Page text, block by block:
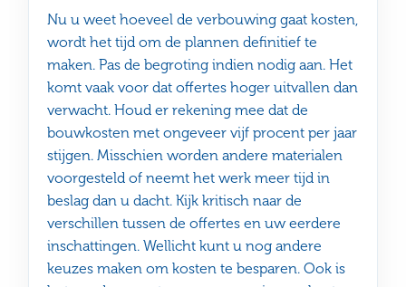
Nu u weet hoeveel de verbouwing gaat kosten,
wordt het tijd om de plannen definitief te
maken. Pas de begroting indien nodig aan. Het
komt vaak voor dat offertes hoger uitvallen dan
verwacht. Houd er rekening mee dat de
bouwkosten met ongeveer vijf procent per jaar
stijgen. Misschien worden andere materialen
voorgesteld of neemt het werk meer tijd in
beslag dan u dacht. Kijk kritisch naar de
verschillen tussen de offertes en uw eerdere
inschattingen. Wellicht kunt u nog andere
keuzes maken om kosten te besparen. Ook is